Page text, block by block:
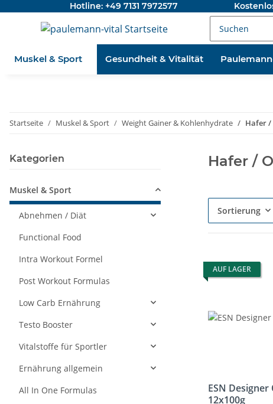
Hotline: +49 7131 7972577
Muskel & Sport Gesundheit & Vitalität
Startseite Muskel & Sport Weight Gainer & Kohlenhydrate Hafer /
Hafer /
Sortierung
AUF LAGER
ESN
12x100g
Kategorien
Muskel & Sport
Abnehmen / Diät
Functional Food
Intra Workout Formel
Post Workout Formulas
Low Carb Ernährung
Testo Booster
Vitalstoffe für Sportler
Ernährung allgemein
All In One Formulas